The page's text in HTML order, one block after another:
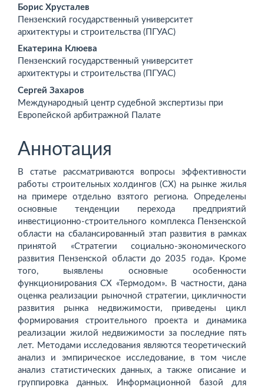
Основное
содержимое
статьи
Борис Хрусталев
Пензенский государственный университет
архитектуры и строительства (ПГУАС)
Екатерина Клюева
Пензенский государственный университет
архитектуры и строительства (ПГУАС)
Сергей Захаров
Международный центр судебной экспертизы при
Европейской арбитражной Палате
Аннотация
В статье рассматриваются вопросы эффективности
работы строительных холдингов (СХ) на рынке жилья
на примере от­дельно взятого региона. Определены
основные тенденции пе­рехода предприятий
инвестиционно-строительного комплекса Пензенской
области на сбалансированный этап развития в рам­ках
принятой «Стратегии социально-экономического
развития Пензенской области до 2035 года». Кроме
того, выявлены основ­ные особенности
функционирования СХ «Термодом». В частно­сти, дана
оценка реализации рыночной стратегии, цикличности
развития рынка недвижимости, приведены цикл
формирования строительного проекта и динамика
реализации жилой недвижи­мости за последние пять
лет. Методами исследования являют­ся теоретический
анализ и эмпирическое исследование, в том числе
анализ статистических данных, а также описание и
груп­пировка данных. Информационной базой для